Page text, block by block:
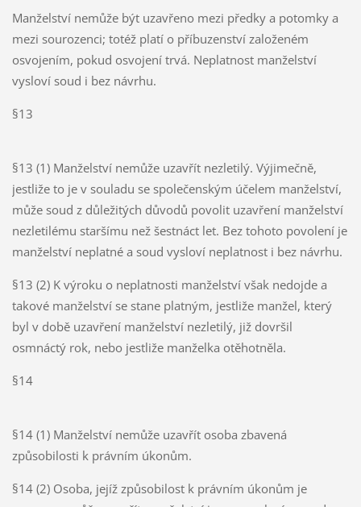
Manželství nemůže být uzavřeno mezi předky a potomky a
mezi sourozenci; totéž platí o příbuzenství založeném
osvojením, pokud osvojení trvá. Neplatnost manželství
vysloví soud i bez návrhu.
§13
§13 (1) Manželství nemůže uzavřít nezletilý. Výjimečně,
jestliže to je v souladu se společenským účelem manželství,
může soud z důležitých důvodů povolit uzavření manželství
nezletilému staršímu než šestnáct let. Bez tohoto povolení je
manželství neplatné a soud vysloví neplatnost i bez návrhu.
§13 (2) K výroku o neplatnosti manželství však nedojde a
takové manželství se stane platným, jestliže manžel, který
byl v době uzavření manželství nezletilý, již dovršil
osmnáctý rok, nebo jestliže manželka otěhotněla.
§14
§14 (1) Manželství nemůže uzavřít osoba zbavená
způsobilosti k právním úkonům.
§14 (2) Osoba, jejíž způsobilost k právním úkonům je